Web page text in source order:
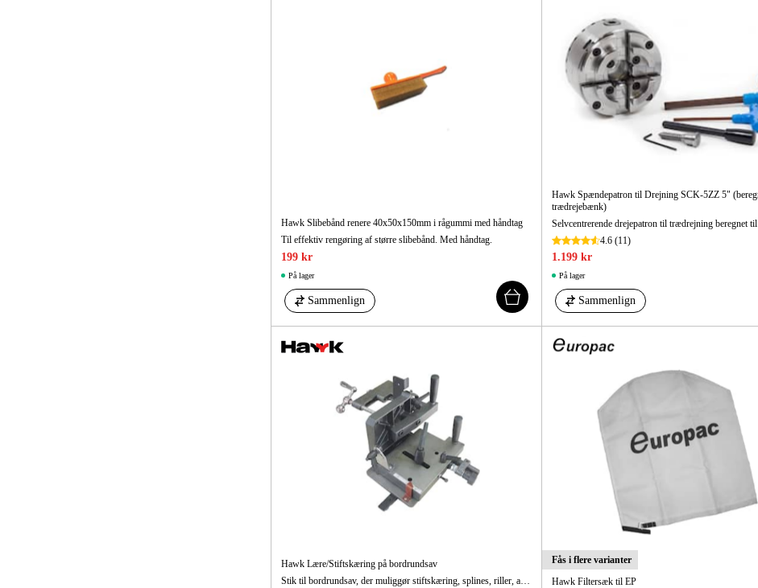
Hawk Slibebånd renere 40x50x150mm i rågummi med håndtag
Til effektiv rengøring af større slibebånd. Med håndtag.
199 kr
På lager
Sammenlign
Hawk Spændepatron til Drejning SCK-5ZZ 5"
trædrejebænk)
4.6(11)
1.199 kr
På lager
Sammenlign
Hawk Lære/Stiftskæring på bordrundsav
Stik til bordrundsav, der muliggør stiftskæring, splines, riller, affasninger og fingersamlinger.
Fås i flere varianter
Hawk Filtersæk til EP